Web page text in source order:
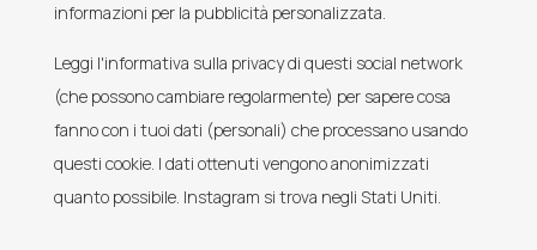
informazioni per la pubblicità personalizzata.
Leggi l'informativa sulla privacy di questi social network
(che possono cambiare regolarmente) per sapere cosa
fanno con i tuoi dati (personali) che processano usando
questi cookie. I dati ottenuti vengono anonimizzati
quanto possibile. Instagram si trova negli Stati Uniti.